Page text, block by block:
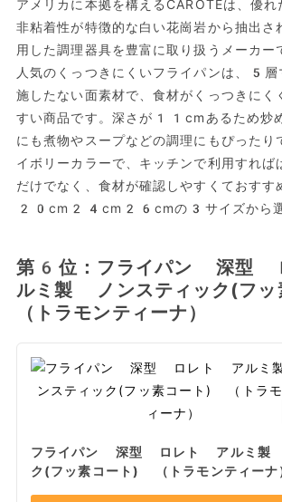
アメリカに本拠を構えるCAROTEは、優れ
非粘着性が特徴的な白い花崗岩から抽出さ
用した調理器具を豊富に取り扱うメーカー
人気のくっつきにくいフライパンは、5層
施したない面素材で、食材がくっつきにく
すい商品です。深さが11cmあるため炒
にも煮物やスープなどの調理にもぴったり
イボリーカラーで、キッチンで利用すれば
だけでなく、食材が確認しやすくておすす
20cm24cm26cmの3サイズから選
第6位：フライパン 深型
ルミ製 ノンスティック(フッ
（トラモンティーナ）
フライパン 深型 ロレト アルミ製
ク(フッ素コート) （トラモンティーナ